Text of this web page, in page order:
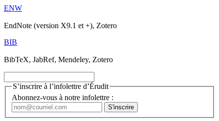
ENW
EndNote (version X9.1 et +), Zotero
BIB
BibTeX, JabRef, Mendeley, Zotero
S’inscrire à l’infolettre d’Érudit
Abonnez-vous à notre infolettre :